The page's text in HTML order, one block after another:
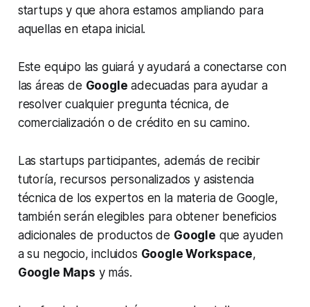
startups y que ahora estamos ampliando para
aquellas en etapa inicial.
Este equipo las guiará y ayudará a conectarse con
las áreas de Google adecuadas para ayudar a
resolver cualquier pregunta técnica, de
comercialización o de crédito en su camino.
Las startups participantes, además de recibir
tutoría, recursos personalizados y asistencia
técnica de los expertos en la materia de Google,
también serán elegibles para obtener beneficios
adicionales de productos de Google que ayuden
a su negocio, incluidos Google Workspace,
Google Maps y más.